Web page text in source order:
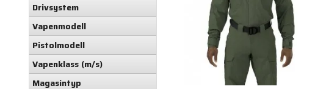
Drivsystem
Vapenmodell
Pistolmodell
Vapenklass (m/s)
Magasintyp